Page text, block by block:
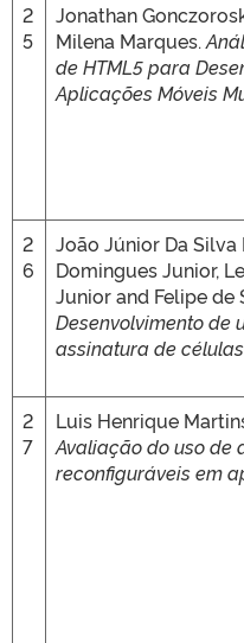
2
5
Jonathan
Milena Marques.
de HTML5 para
Aplicações Móveis
2
6
João Júnior Da
Domingues Junior,
Junior and Felipe de
Desenvolvimento de
assinatura de
2
7
Luis Henrique
Avaliação do uso de
reconfiguráveis em